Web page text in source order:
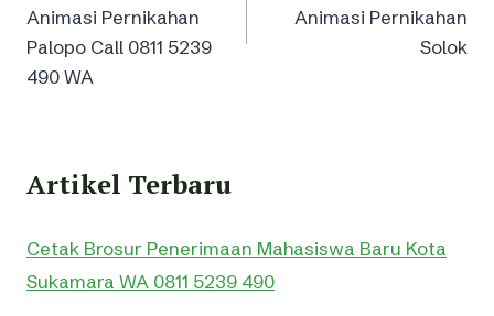
Animasi Pernikahan
Palopo Call 0811 5239
490 WA
Animasi Pernikahan
Solok
Artikel Terbaru
Cetak Brosur Penerimaan Mahasiswa Baru Kota
Sukamara WA 0811 5239 490